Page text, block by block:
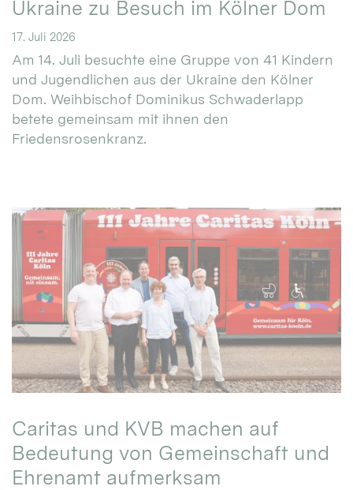
Ukraine zu Besuch im Kölner Dom
17. Juli 2026
Am 14. Juli besuchte eine Gruppe von 41 Kindern
und Jugendlichen aus der Ukraine den Kölner
Dom. Weihbischof Dominikus Schwaderlapp
betete gemeinsam mit ihnen den
Friedensrosenkranz.
Caritas und KVB machen auf
Bedeutung von Gemeinschaft und
Ehrenamt aufmerksam